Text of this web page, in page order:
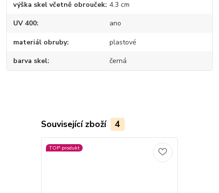
výška skel včetně obrouček 4.3 cm
UV 400 ano
materiál obruby plastové
barva skel černá
Související zboží 4
TOP produkt